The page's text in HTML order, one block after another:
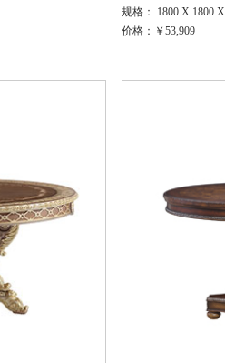
规格： 1800 X 1800
价格：￥53,909